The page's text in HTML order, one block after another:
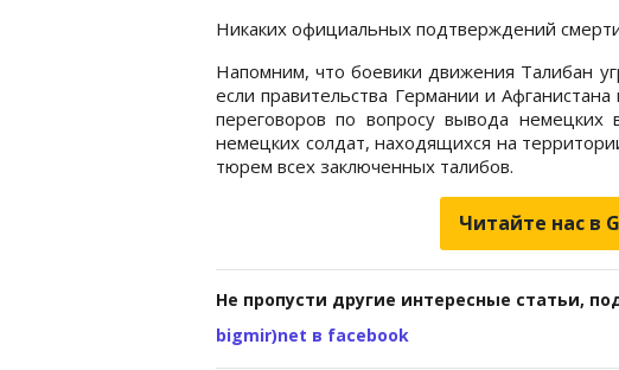
Никаких официальных подтверждений
Напомним, что боевики движения Талибан
если правительства Германии и
переговоров по вопросу вывода немецких
немецких солдат, находящихся на
тюрем всех заключенных талибов.
Читайте нас в
Не пропусти другие интересные статьи,
bigmir)net в facebook